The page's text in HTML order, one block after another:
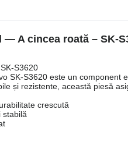
A cincea roată – SK-
S3620
SK-S3620 este un
și rezistente, această piesă
crescută
stabilă